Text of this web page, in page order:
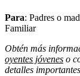
Para: Padres o
Familiar
Obtén más
oyentes jóvenes o
detalles